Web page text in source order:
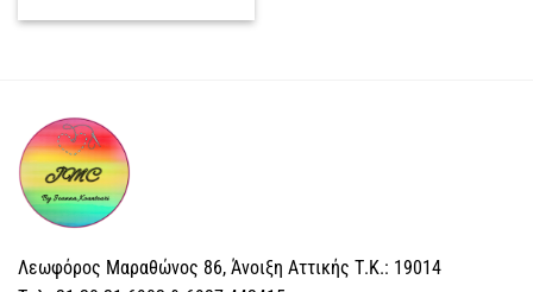
Λεωφόρος Μαραθώνος 86, Άνοιξη Αττικής Τ.Κ.: 19014